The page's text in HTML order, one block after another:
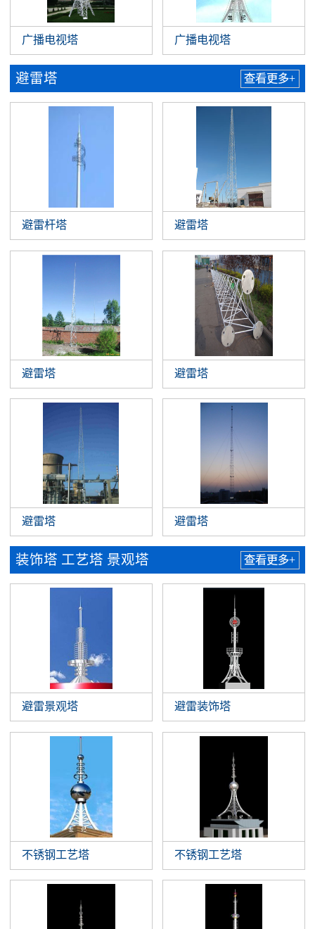
广播电视塔 广播电视塔
避雷塔 查看更多+
避雷杆塔 避雷塔
避雷塔 避雷塔
避雷塔 避雷塔
装饰塔 工艺塔 景观塔 查看更多+
避雷景观塔 避雷装饰塔
不锈钢工艺塔 不锈钢工艺塔